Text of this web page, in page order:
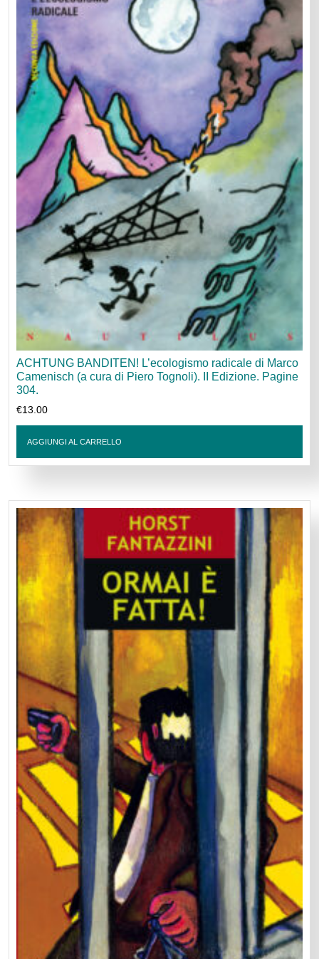
ACHTUNG BANDITEN! L’ecologismo radicale di Marco
Camenisch (a cura di Piero Tognoli). II Edizione. Pagine
304.
€13.00
AGGIUNGI AL CARRELLO